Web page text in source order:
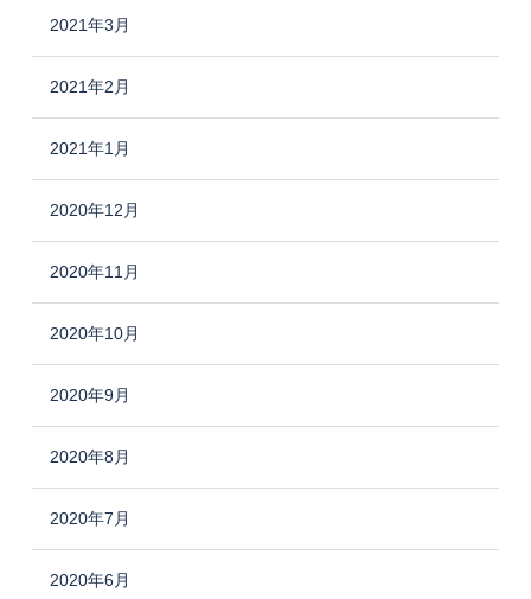
2021年3月
2021年2月
2021年1月
2020年12月
2020年11月
2020年10月
2020年9月
2020年8月
2020年7月
2020年6月